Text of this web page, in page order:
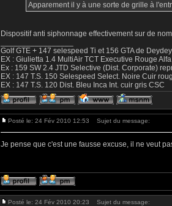
Apparement il y à une sorte de grille à
Dispositif anti siphonnage effectivement sur de
Golf GTE + 147 selespeed Ti et 156 GTA de
EX : Giulietta 1.4 MultiAir TCT Executive Rouge
Ex : 159 SW 2.4 JTD Selective (Dist. Corporate)
EX : 147 T.S. 150 Selespeed Select. Noire Cuir
EX : 147 T.S. 120 Dist. Bleu Inca Int. cuir gris CSC
Posté le: 24 Fév 2010 12:53 Sujet du message:
Je pense que c'est une fausse excuse, il ne veut
Posté le: 24 Fév 2010 20:23 Sujet du message: